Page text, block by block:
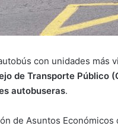
con unidades más
de Transporte Público
autobuseras.
de Asuntos Económicos